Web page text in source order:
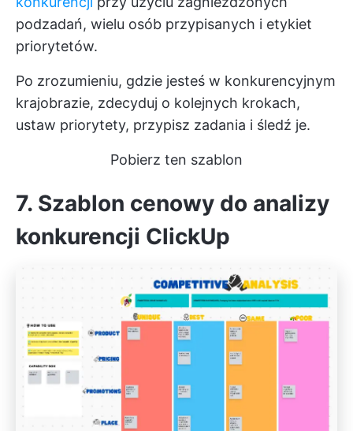
podzadań, wielu osób przypisanych i etykiet
priorytetów.
Po zrozumieniu, gdzie jesteś w konkurencyjnym
krajobrazie, zdecyduj o kolejnych krokach,
ustaw priorytety, przypisz zadania i śledź je.
Pobierz ten szablon
7. Szablon cenowy do analizy
konkurencji ClickUp